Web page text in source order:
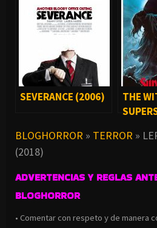
SEVERANCE (2006)
THE
BLOGHORROR » TERROR »
(2018)
ADVERTENCIAS Y REGLAS
BLOGHORROR
• Comentar con respeto y de manera